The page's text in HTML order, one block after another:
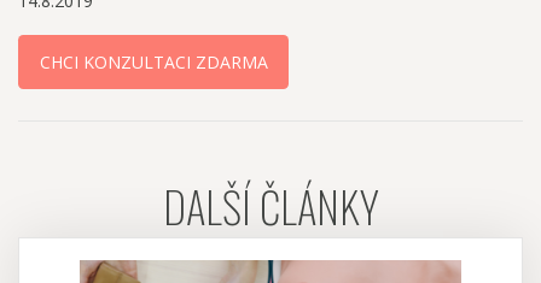
CHCI KONZULTACI ZDARMA
DALŠÍ ČLÁNKY